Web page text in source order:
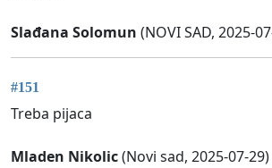
Slađana Solomun (NOVI SAD, 2025-
#151
Treba pijaca
Mladen Nikolic(Novi sad, 2025-07-29)